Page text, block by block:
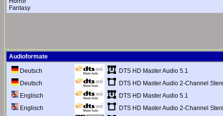
Fantasy
Audioformate
Deutsch
DTS HD Master Audio 5.1
Deutsch
DTS HD Master Audio 2-Channel
Englisch
DTS HD Master Audio 5.1
Englisch
DTS HD Master Audio 2-Channel